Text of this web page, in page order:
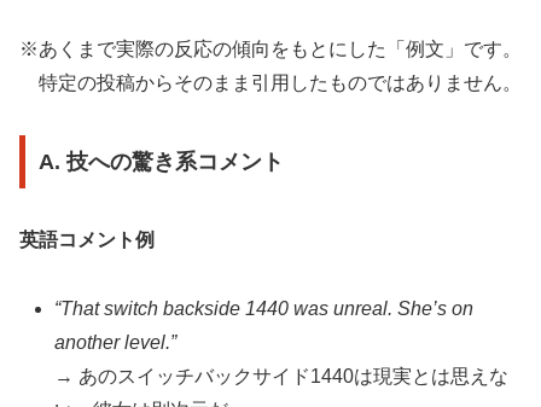
※あくまで実際の反応の傾向をもとにした「例文」です。
特定の投稿からそのまま引用したものではありません。
A. 技への驚き系コメント
英語コメント例
“That switch backside 1440 was unreal. She’s on
another level.”
→ あのスイッチバックサイド1440は現実とは思えな